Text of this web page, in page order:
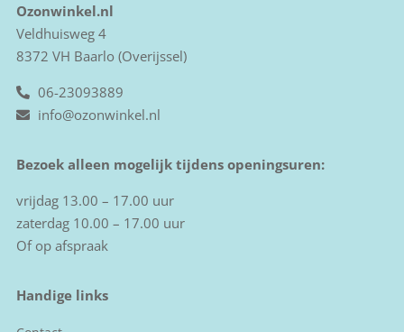
Ozonwinkel.nl
Veldhuisweg 4
8372 VH Baarlo (Overijssel)
06-23093889
info@ozonwinkel.nl
Bezoek alleen mogelijk tijdens openingsuren:
vrijdag 13.00 – 17.00 uur
zaterdag 10.00 – 17.00 uur
Of op afspraak
Handige links